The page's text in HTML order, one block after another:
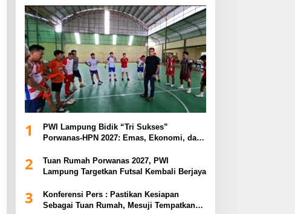
1
PWI Lampung Bidik “Tri Sukses”
Porwanas-HPN 2027: Emas, Ekonomi, dan
2
Tuan Rumah Porwanas 2027, PWI
Lampung Targetkan Futsal Kembali Berjaya
3
Konferensi Pers : Pastikan Kesiapan
Sebagai Tuan Rumah, Mesuji Tempatkan